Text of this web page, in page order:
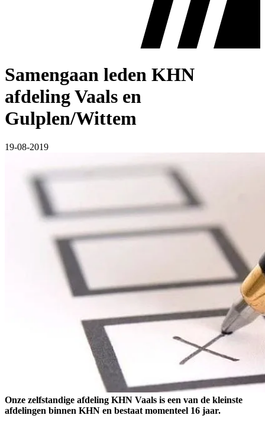
Samengaan leden KHN
afdeling Vaals en
Gulplen/Wittem
19-08-2019
Onze zelfstandige afdeling KHN Vaals is een van de kleinste
afdelingen binnen KHN en bestaat momenteel 16 jaar.